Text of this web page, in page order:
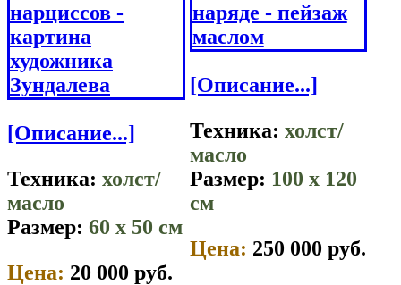
[Описание...]
Техника: холст/
масло
Размер: 60 x 50 см
Цена: 20 000 руб.
[Описание...]
Техника: холст/
масло
Размер: 100 x 120
см
Цена: 250 000 руб.